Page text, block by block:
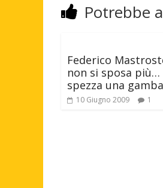
Potrebbe
Federico
non si sposa più…
spezza una
10 Giugno 2009 1